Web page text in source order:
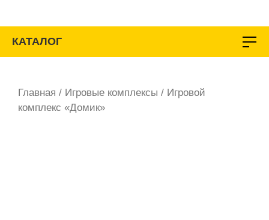
содержимому
КАТАЛОГ
Главная / Игровые комплексы / Игровой
комплекс «Домик»